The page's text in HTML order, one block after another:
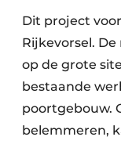
Dit project
Rijkevorsel.
op de grote
bestaande
poortgebouw.
belemmeren,